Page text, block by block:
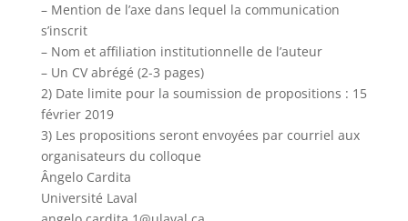
– Mention de l’axe dans lequel la communication
s’inscrit
– Nom et affiliation institutionnelle de l’auteur
– Un CV abrégé (2-3 pages)
2) Date limite pour la soumission de propositions : 15
février 2019
3) Les propositions seront envoyées par courriel aux
organisateurs du colloque
Ângelo Cardita
Université Laval